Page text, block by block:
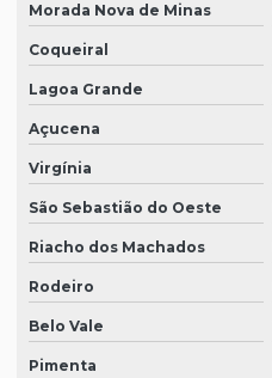
Morada Nova de Minas
Coqueiral
Lagoa Grande
Açucena
Virgínia
São Sebastião do Oeste
Riacho dos Machados
Rodeiro
Belo Vale
Pimenta